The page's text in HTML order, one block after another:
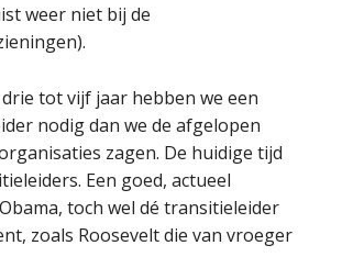
weer niet bij de
tot vijf jaar hebben we een
nodig dan we de afgelopen
zagen. De huidige tijd
Een goed, actueel
toch wel dé transitieleider
zoals Roosevelt die van vroeger